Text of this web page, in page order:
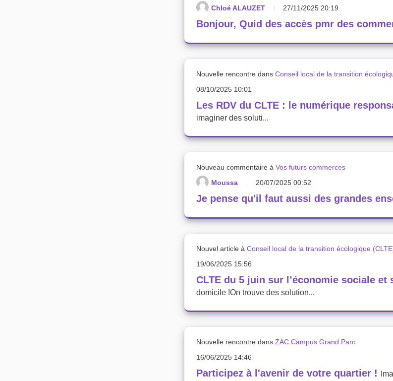
Chloé ALAUZET
27/11/2025 20:19
Bonjour, Quid des accès pmr des
Nouvelle rencontre dans Conseil local de la transition
08/10/2025 10:01
Les RDV du CLTE : le numérique
imaginer des soluti...
Nouveau commentaire à Vos futurs commerces
Moussa
20/07/2025 00:52
Je pense qu'il faut aussi des grandes
Nouvel article à Conseil local de la transition écologique
19/06/2025 15:56
CLTE du 5 juin sur l’économie sociale et
domicile !On trouve des solution...
Nouvelle rencontre dans ZAC Campus Grand Parc
16/06/2025 14:46
Participez à l'avenir de votre quartier !